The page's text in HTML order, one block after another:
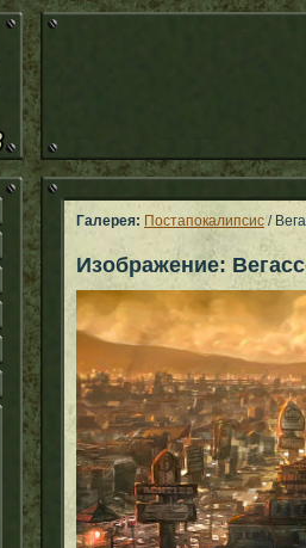
Галерея: Постапокалипсис /
Изображение: